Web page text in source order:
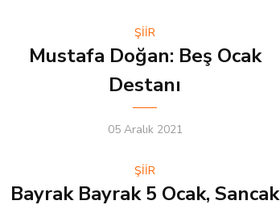
ŞİİR
Mustafa Doğan: Beş Ocak
Destanı
05 Aralık 2021
ŞİİR
Bayrak Bayrak 5 Ocak, Sancak